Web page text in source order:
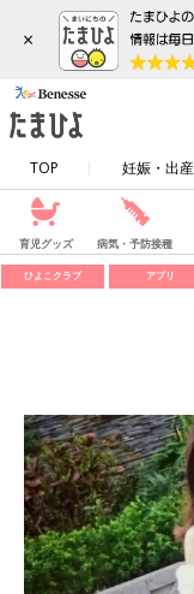
×
TOP 妊娠・出産
育児グッズ 病気・予防接種
ひよこクラブ アプリ